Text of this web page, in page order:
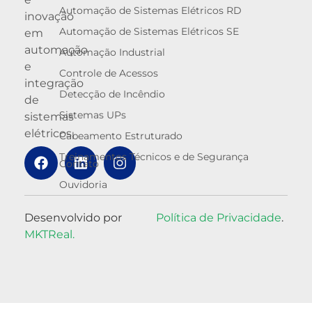
inovação
em
automação
e
integração
de
sistemas
elétricos.
Automação de Sistemas Elétricos RD
Automação de Sistemas Elétricos SE
Automação Industrial
Controle de Acessos
Detecção de Incêndio
Sistemas UPs
Cabeamento Estruturado
Treinamentos Técnicos e de Segurança
Contato
Ouvidoria
Desenvolvido por
MKTReal.
Política de Privacidade.